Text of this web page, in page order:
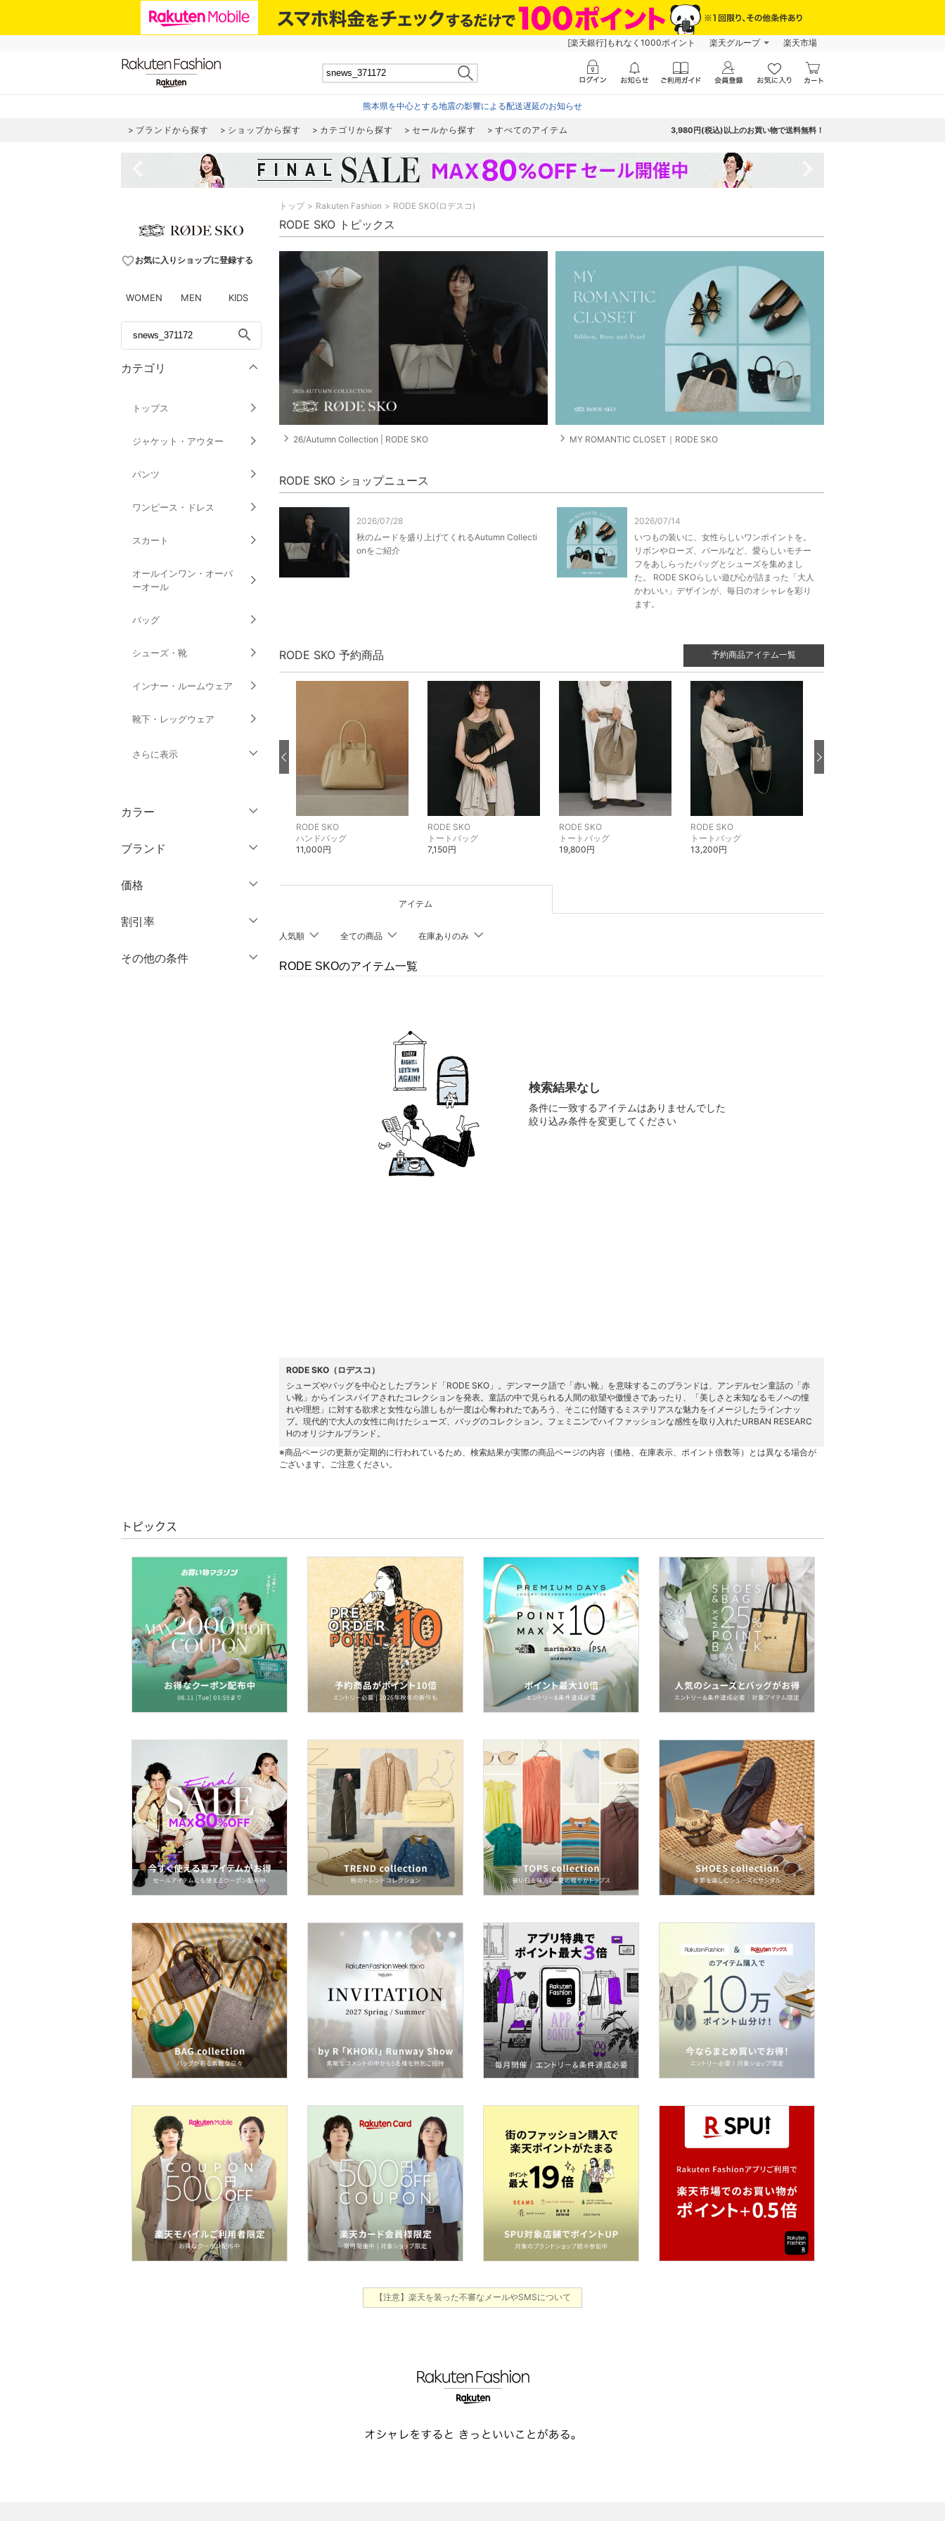
[楽天銀行]もれなく1000ポイント 楽天グループ 楽天市場
熊本県を中心とする地震の影響による配送遅延のお知らせ
ブランドから探す ショップから探す カテゴリから探す セールから探す すべてのアイテム 3,980円(税込)以上のお買い物で送料無料！
favorite_borderお気に入りショップに登録する
WOMEN MEN KIDS
search
カテゴリ
トップス
ジャケット・アウター
パンツ
ワンピース・ドレス
スカート
オールインワン・オーバ
ーオール
バッグ
シューズ・靴
インナー・ルームウェア
靴下・レッグウェア
さらに表示
アクセサリー・腕時計
財布・ポーチ・ケース
帽子
ヘアアクセサリー
マタニティウェア・ベビ
ー用品
スポーツ・アウトドア用
ペット用品
福袋・ギフト・その他
カラー
クリア
ブランド
価格
絞り込み
割引率
％OFF～ ％OFF
その他の条件
トップ Rakuten Fashion RODE SKO(ロデスコ)
RODE SKO トピックス
navigate_next 26/Autumn Collection | RODE SKO navigate_next MY ROMANTIC CLOSET｜RODE SKO
RODE SKO ショップニュース
2026/07/28
秋のムードを盛り上げてくれるAutumn Collecti
onをご紹介
2026/07/14
いつもの装いに、女性らしいワンポイントを。
リボンやローズ、パールなど、愛らしいモチー
フをあしらったバッグとシューズを集めまし
た。 RODE SKOらしい遊び心が詰まった「大人
かわいい」デザインが、毎日のオシャレを彩り
ます。
RODE SKO 予約商品 予約商品アイテム一覧
RODE SKO
ハンドバッグ
11,000円
RODE SKO
トートバッグ
7,150円
RODE SKO
トートバッグ
19,800円
RODE SKO
トートバッグ
13,200円
アイテム
人気順 全ての商品 在庫ありのみ
RODE SKOのアイテム一覧
検索結果なし
条件に一致するアイテムはありませんでした
絞り込み条件を変更してください
RODE SKO（ロデスコ）
シューズやバッグを中心としたブランド「RODE SKO」。デンマーク語で「赤い靴」を意味するこのブランドは、アンデルセン童話の「赤
い靴」からインスパイアされたコレクションを発表。童話の中で見られる人間の欲望や傲慢さであったり、「美しさと未知なるモノへの憧
れや理想」に対する欲求と女性なら誰しもが一度は心奪われたであろう、そこに付随するミステリアスな魅力をイメージしたラインナッ
プ。現代的で大人の女性に向けたシューズ、バッグのコレクション。フェミニンでハイファッションな感性を取り入れたURBAN RESEARC
Hのオリジナルブランド。
※商品ページの更新が定期的に行われているため、検索結果が実際の商品ページの内容（価格、在庫表示、ポイント倍数等）とは異なる場合が
ございます。ご注意ください。
トピックス
【注意】楽天を装った不審なメールやSMSについて